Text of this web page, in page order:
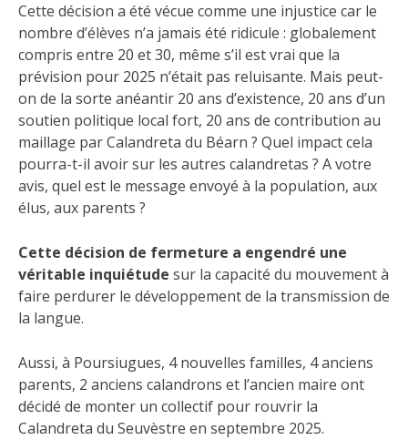
Cette décision a été vécue comme une injustice car le
nombre d’élèves n’a jamais été ridicule : globalement
compris entre 20 et 30, même s’il est vrai que la
prévision pour 2025 n’était pas reluisante. Mais peut-
on de la sorte anéantir 20 ans d’existence, 20 ans d’un
soutien politique local fort, 20 ans de contribution au
maillage par Calandreta du Béarn ? Quel impact cela
pourra-t-il avoir sur les autres calandretas ? A votre
avis, quel est le message envoyé à la population, aux
élus, aux parents ?
Cette décision de fermeture a engendré une
véritable inquiétude sur la capacité du mouvement à
faire perdurer le développement de la transmission de
la langue.
Aussi, à Poursiugues, 4 nouvelles familles, 4 anciens
parents, 2 anciens calandrons et l’ancien maire ont
décidé de monter un collectif pour rouvrir la
Calandreta du Seuvèstre en septembre 2025.